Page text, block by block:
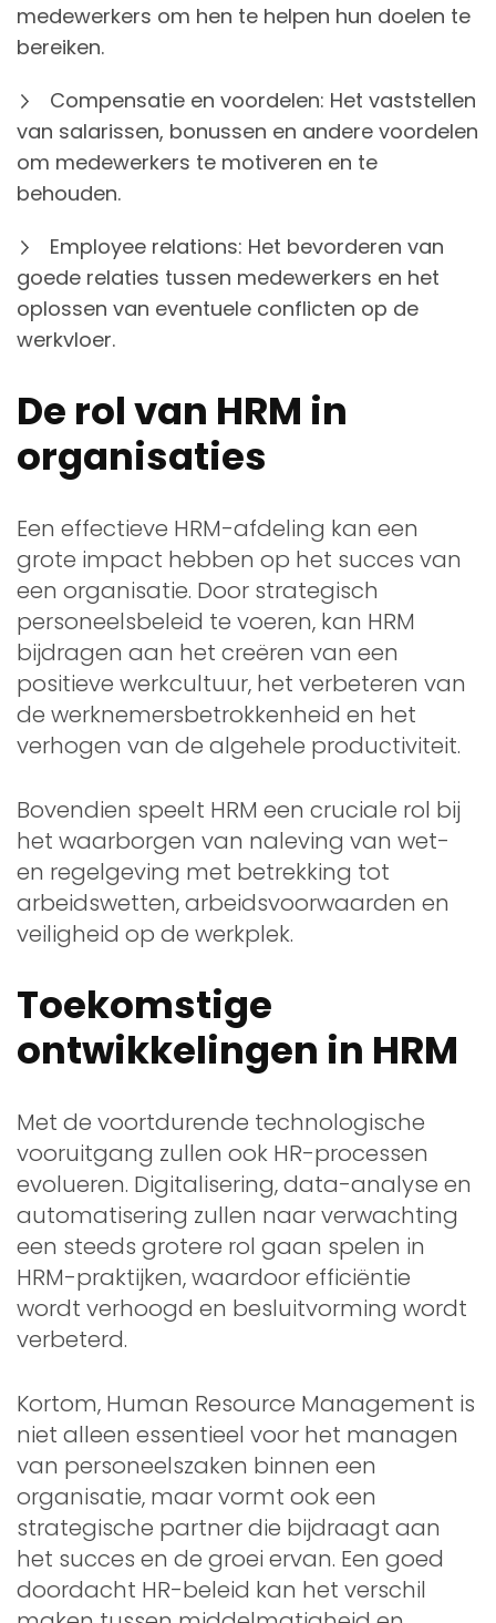
medewerkers om hen te helpen hun doelen te
bereiken.
Compensatie en voordelen: Het vaststellen
van salarissen, bonussen en andere voordelen
om medewerkers te motiveren en te
behouden.
Employee relations: Het bevorderen van
goede relaties tussen medewerkers en het
oplossen van eventuele conflicten op de
werkvloer.
De rol van HRM in
organisaties
Een effectieve HRM-afdeling kan een
grote impact hebben op het succes van
een organisatie. Door strategisch
personeelsbeleid te voeren, kan HRM
bijdragen aan het creëren van een
positieve werkcultuur, het verbeteren van
de werknemersbetrokkenheid en het
verhogen van de algehele productiviteit.
Bovendien speelt HRM een cruciale rol bij
het waarborgen van naleving van wet-
en regelgeving met betrekking tot
arbeidswetten, arbeidsvoorwaarden en
veiligheid op de werkplek.
Toekomstige
ontwikkelingen in HRM
Met de voortdurende technologische
vooruitgang zullen ook HR-processen
evolueren. Digitalisering, data-analyse en
automatisering zullen naar verwachting
een steeds grotere rol gaan spelen in
HRM-praktijken, waardoor efficiëntie
wordt verhoogd en besluitvorming wordt
verbeterd.
Kortom, Human Resource Management is
niet alleen essentieel voor het managen
van personeelszaken binnen een
organisatie, maar vormt ook een
strategische partner die bijdraagt aan
het succes en de groei ervan. Een goed
doordacht HR-beleid kan het verschil